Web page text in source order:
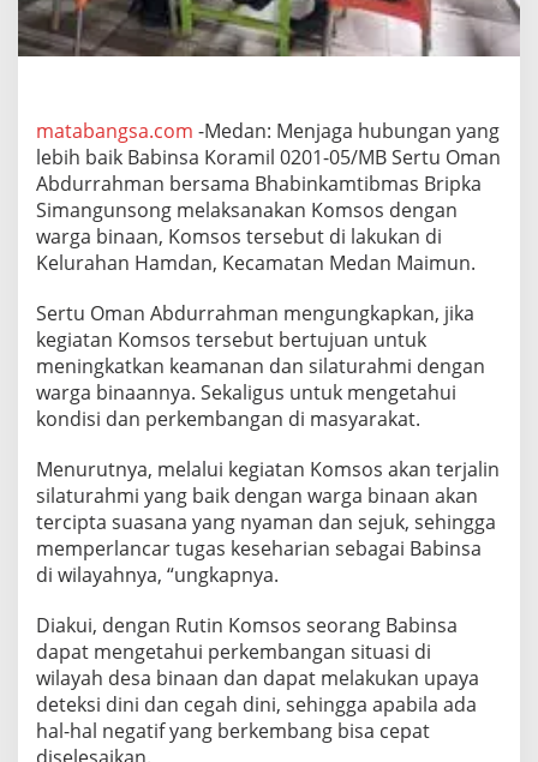
D
a
n
b
i
n
k
a
m
t
b
m
a
s
K
e
u
r
a
h
a
n
a
m
d
a
n
L
a
matabangsa.com -Medan: Menjaga hubungan yang
lebih baik Babinsa Koramil 0201-05/MB Sertu Oman
Abdurrahman bersama Bhabinkamtibmas Bripka
Simangunsong melaksanakan Komsos dengan
warga binaan, Komsos tersebut di lakukan di
Kelurahan Hamdan, Kecamatan Medan Maimun.
Sertu Oman Abdurrahman mengungkapkan, jika
kegiatan Komsos tersebut bertujuan untuk
meningkatkan keamanan dan silaturahmi dengan
warga binaannya. Sekaligus untuk mengetahui
kondisi dan perkembangan di masyarakat.
Menurutnya, melalui kegiatan Komsos akan terjalin
silaturahmi yang baik dengan warga binaan akan
tercipta suasana yang nyaman dan sejuk, sehingga
memperlancar tugas keseharian sebagai Babinsa
di wilayahnya, “ungkapnya.
Diakui, dengan Rutin Komsos seorang Babinsa
dapat mengetahui perkembangan situasi di
wilayah desa binaan dan dapat melakukan upaya
deteksi dini dan cegah dini, sehingga apabila ada
hal-hal negatif yang berkembang bisa cepat